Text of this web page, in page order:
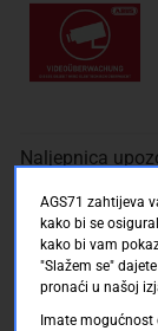
Naljepnica
AGS71 zahtijeva
kako bi se
kako bi vam
"Slažem se"
pronaći u našoj
Imate mogućnost